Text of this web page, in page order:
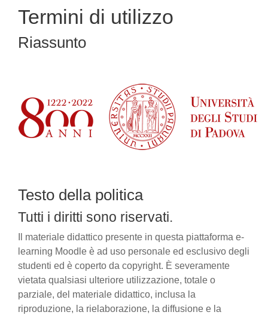
Termini di utilizzo
Riassunto
Testo della politica
Tutti i diritti sono riservati.
Il materiale didattico presente in questa piattaforma e-
learning Moodle è ad uso personale ed esclusivo degli
studenti ed è coperto da copyright. È severamente
vietata qualsiasi ulteriore utilizzazione, totale o
parziale, del materiale didattico, inclusa la
riproduzione, la rielaborazione, la diffusione e la